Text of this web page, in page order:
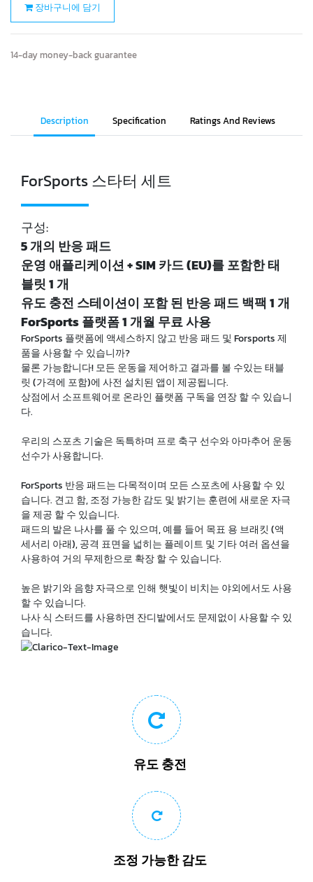
장바구니에 담기
14-day money-back guarantee
Description Specification Ratings And Reviews
ForSports 스타터 세트
구성:
5 개의 반응 패드
운영 애플리케이션 + SIM 카드 (EU)를 포함한 태
블릿 1 개
유도 충전 스테이션이 포함 된 반응 패드 백팩 1 개
ForSports 플랫폼 1 개월 무료 사용
ForSports 플랫폼에 액세스하지 않고 반응 패드 및 Forsports 제
품을 사용할 수 있습니까?
물론 가능합니다! 모든 운동을 제어하고 결과를 볼 수있는 태블
릿 (가격에 포함)에 사전 설치된 앱이 제공됩니다.
상점에서 소프트웨어로 온라인 플랫폼 구독을 연장 할 수 있습니
다.
우리의 스포츠 기술은 독특하며 프로 축구 선수와 아마추어 운동
선수가 사용합니다.
ForSports 반응 패드는 다목적이며 모든 스포츠에 사용할 수 있
습니다. 견고 함, 조정 가능한 감도 및 밝기는 훈련에 새로운 자극
을 제공 할 수 있습니다.
패드의 발은 나사를 풀 수 있으며, 예를 들어 목표 용 브래킷 (액
세서리 아래), 공격 표면을 넓히는 플레이트 및 기타 여러 옵션을
사용하여 거의 무제한으로 확장 할 수 있습니다.
높은 밝기와 음향 자극으로 인해 햇빛이 비치는 야외에서도 사용
할 수 있습니다.
나사 식 스터드를 사용하면 잔디밭에서도 문제없이 사용할 수 있
습니다.
유도 충전
조정 가능한 감도